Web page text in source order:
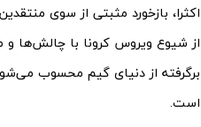
اکثرا، بازخورد مثبتی از سوی
از شیوع ویروس کرونا با چالش‌ها
برگرفته از دنیای گیم محسوب
است.